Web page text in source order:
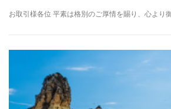
お取引様各位 平素は格別のご厚情を賜り、心より